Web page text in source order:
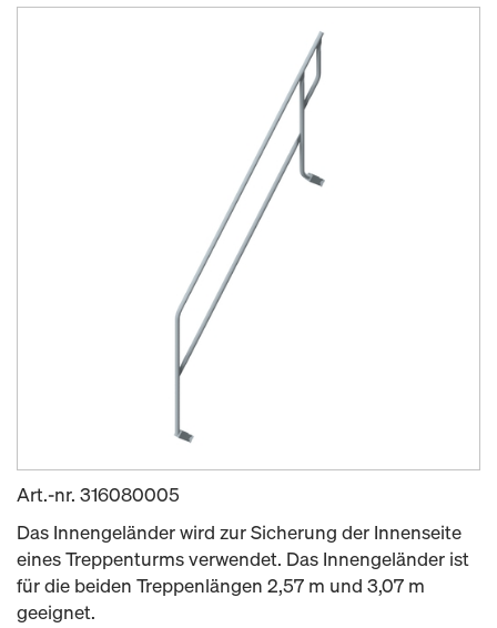
Art.-nr. 316080005
Das Innengeländer wird zur Sicherung der Innenseite
eines Treppenturms verwendet. Das Innengeländer ist
für die beiden Treppenlängen 2,57 m und 3,07 m
geeignet.